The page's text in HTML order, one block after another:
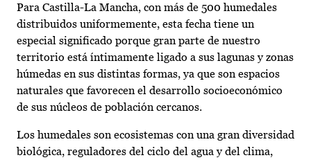
Para Castilla-La Mancha, con más de 500 humedales
distribuidos uniformemente, esta fecha tiene un
especial significado porque gran parte de nuestro
territorio está íntimamente ligado a sus lagunas y zonas
húmedas en sus distintas formas, ya que son espacios
naturales que favorecen el desarrollo socioeconómico
de sus núcleos de población cercanos.
Los humedales son ecosistemas con una gran diversidad
biológica, reguladores del ciclo del agua y del clima,